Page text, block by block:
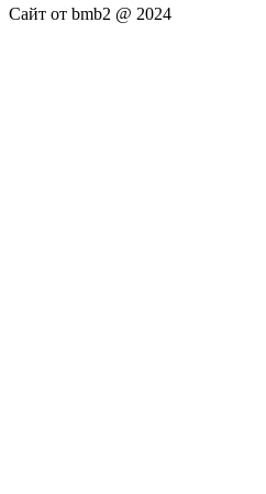
Сайт от bmb2 @ 2024